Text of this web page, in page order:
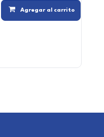
a la lista de deseos
Agregar al carrito